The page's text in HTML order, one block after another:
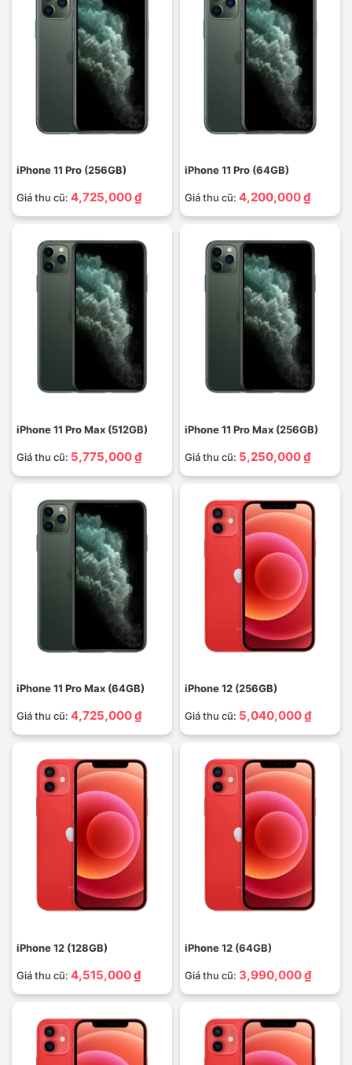
iPhone 11 Pro (256GB)
Giá thu cũ: 4,725,000 ₫
iPhone 11 Pro (64GB)
Giá thu cũ: 4,200,000 ₫
iPhone 11 Pro Max (512GB)
Giá thu cũ: 5,775,000 ₫
iPhone 11 Pro Max (256GB)
Giá thu cũ: 5,250,000 ₫
iPhone 11 Pro Max (64GB)
Giá thu cũ: 4,725,000 ₫
iPhone 12 (256GB)
Giá thu cũ: 5,040,000 ₫
iPhone 12 (128GB)
Giá thu cũ: 4,515,000 ₫
iPhone 12 (64GB)
Giá thu cũ: 3,990,000 ₫